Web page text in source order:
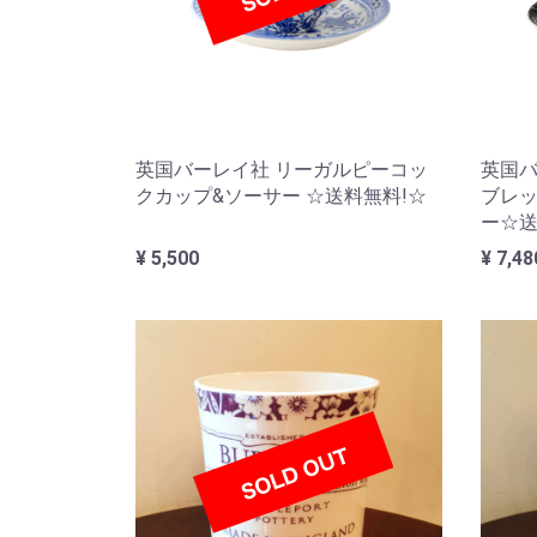
英国バーレイ社 リーガルピーコッ
クカップ&ソーサー ☆送料無料!☆
¥ 5,500
英国
ブレ
ー☆
¥